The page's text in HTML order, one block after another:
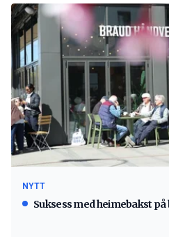
NYTT
Suksess med heimebakst